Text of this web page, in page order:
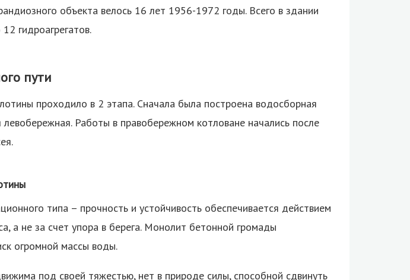
объекта велось 16 лет 1956-1972 годы. Всего в здании
гидроагрегатов.
пути
проходило в 2 этапа. Сначала была построена водосборная
левобережная. Работы в правобережном котловане начались после
типа – прочность и устойчивость обеспечивается действием
а не за счет упора в берега. Монолит бетонной громады
огромной массы воды.
под своей тяжестью, нет в природе силы, способной сдвинуть